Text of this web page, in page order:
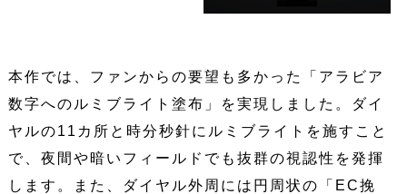
本作では、ファンからの要望も多かった「アラビア
数字へのルミブライト塗布」を実現しました。ダイ
ヤルの11カ所と時分秒針にルミブライトを施すこと
で、夜間や暗いフィールドでも抜群の視認性を発揮
します。また、ダイヤル外周には円周状の「EC挽